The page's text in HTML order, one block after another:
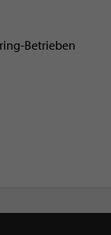
Betrieben